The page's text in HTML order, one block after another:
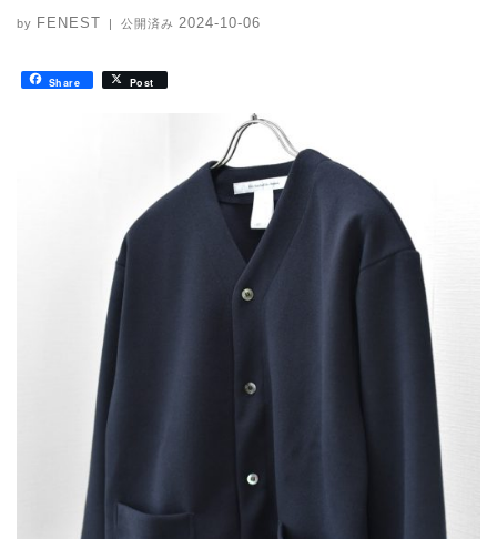
by FENEST | 公開済み 2024-10-06
Share Post